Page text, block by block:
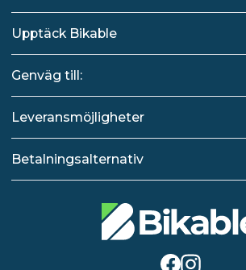
Upptäck Bikable
Genväg till:
Leveransmöjligheter
Betalningsalternativ